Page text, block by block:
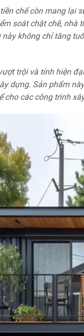
chế còn mang lại
soát chặt chẽ, nhà
không chỉ tăng
trội và tính hiện
dựng. Sản phẩm
cho các công trình